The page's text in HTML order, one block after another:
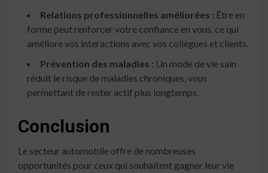
Relations professionnelles améliorées : Être en
forme peut renforcer votre confiance en vous, ce qui
améliore vos interactions avec vos collègues et clients.
Prévention des maladies : Un mode de vie sain
réduit le risque de maladies chroniques, vous
permettant de rester actif plus longtemps.
Conclusion
Le secteur automobile offre de nombreuses
opportunités pour ceux qui souhaitent gagner leur vie